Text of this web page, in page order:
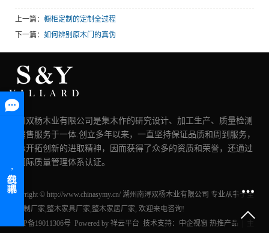
上一篇： 橱柜定制的定制全过程
下一篇： 如何辨别原木门的真伪
湖州双杨木业有限公司是集木作的研究设计、加工生产、质量检测
和销售服务于一体.创立多年以来，一直坚持保证品质和周到服务，
秉承开拓创新的进取精神，因而获得了众多的资质和荣誉，还通过
了国际质量管理体系认证。
Copyright © http://www.chinasymy.cn/ 湖州南浔双杨木业有限公司 专业从事于全
屋定制厂家 整木家具厂家 整木家居厂家 , 欢迎来电咨询!
浙ICP备19011306号 Powered by 祥云平台 技术支持： 中企视窗 热推产品 | 主